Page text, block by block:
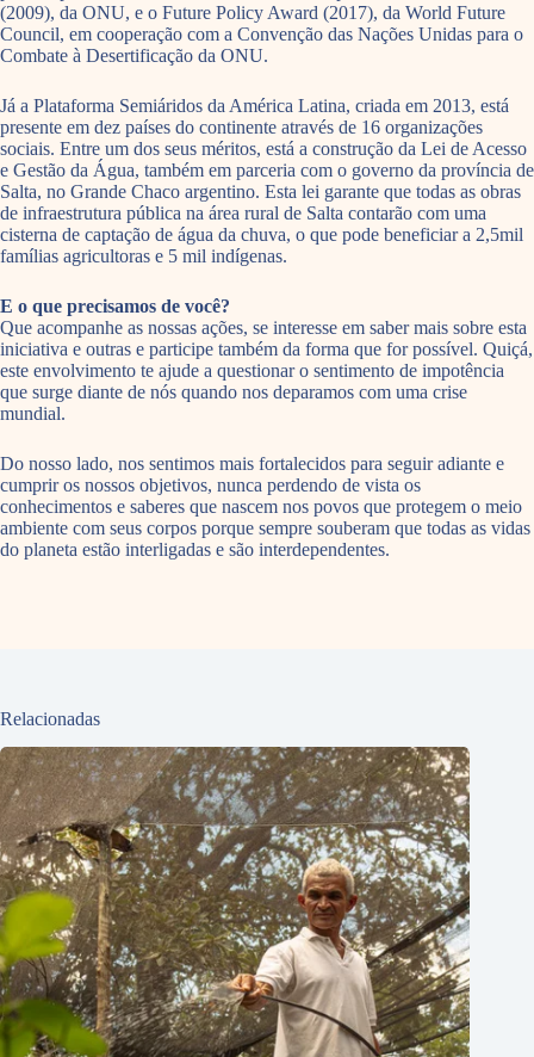
(2009), da ONU, e o Future Policy Award (2017), da World Future
Council, em cooperação com a Convenção das Nações Unidas para o
Combate à Desertificação da ONU.
Já a Plataforma Semiáridos da América Latina, criada em 2013, está
presente em dez países do continente através de 16 organizações
sociais. Entre um dos seus méritos, está a construção da Lei de Acesso
e Gestão da Água, também em parceria com o governo da província de
Salta, no Grande Chaco argentino. Esta lei garante que todas as obras
de infraestrutura pública na área rural de Salta contarão com uma
cisterna de captação de água da chuva, o que pode beneficiar a 2,5mil
famílias agricultoras e 5 mil indígenas.
E o que precisamos de você?
Que acompanhe as nossas ações, se interesse em saber mais sobre esta
iniciativa e outras e participe também da forma que for possível. Quiçá,
este envolvimento te ajude a questionar o sentimento de impotência
que surge diante de nós quando nos deparamos com uma crise
mundial.
Do nosso lado, nos sentimos mais fortalecidos para seguir adiante e
cumprir os nossos objetivos, nunca perdendo de vista os
conhecimentos e saberes que nascem nos povos que protegem o meio
ambiente com seus corpos porque sempre souberam que todas as vidas
do planeta estão interligadas e são interdependentes.
Relacionadas